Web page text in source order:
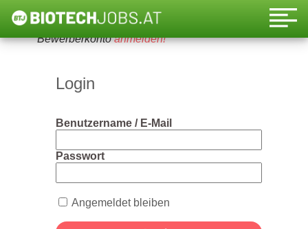
Um diese Funktion nutzen zu können, bitte ein
Bewerberkontoanmelden!
Login
Benutzername / E-Mail
Passwort
Angemeldet bleiben